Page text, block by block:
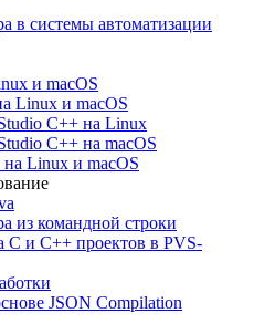
в системы автоматизации
и macOS
Linux и macOS
C++ на Linux
C++ на macOS
на Linux и macOS
из командной строки
C и C++ проектов в PVS-
JSON Compilation